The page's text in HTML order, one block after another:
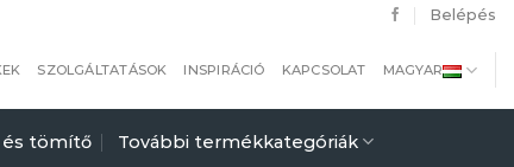
Belépés
SZOLGÁLTATÁSOK INSPIRÁCIÓ KAPCSOLAT MAGYAR
és tömítő További termékkategóriák